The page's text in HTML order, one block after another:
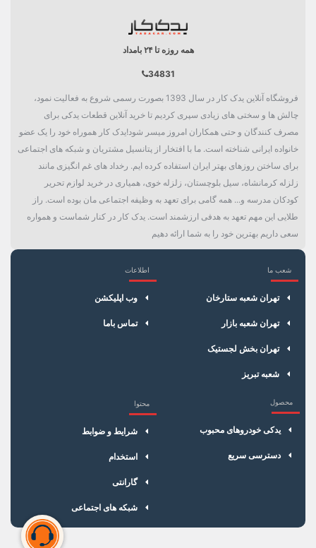
همه روزه تا ۲۴ بامداد
34831
فروشگاه آنلاین یدک کار در سال 1393 بصورت رسمی شروع به فعالیت نمود،
چالش ها و سختی های زیادی سپری کردیم تا خرید آنلاین قطعات یدکی برای
مصرف کنندگان و حتی همکاران امروز میسر شود!یدک کار هموراه خود را یک عضو
خانواده ایرانی شناخته است. ما با افتخار از پتانسیل مشتریان و شبکه های اجتماعی
برای ساختن روزهای بهتر ایران استفاده کرده ایم. رخداد های غم انگیزی مانند
زلزله کرمانشاه، سیل بلوچستان، زلزله خوی، همیاری در خرید لوازم تحریر
کودکان مدرسه و... همه گامی برای تعهد به وظیفه اجتماعی مان بوده است. راز
طلایی این مهم تعهد به هدفی ارزشمند است. یدک کار در کنار شماست و همواره
سعی داریم بهترین خود را به شما ارائه دهیم
شعب ما
تهران شعبه ستارخان
تهران شعبه بازار
تهران بخش لجستیک
شعبه تبریز
اطلاعات
وب اپلیکشن
تماس باما
محصول
یدکی خودروهای محبوب
دسترسی سریع
محتوا
شرایط و ضوابط
استخدام
گارانتی
شبکه های اجتماعی
×